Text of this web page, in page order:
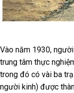
Vào năm 1930,
trung tâm thực
trong đó có vài ba
người kinh) được